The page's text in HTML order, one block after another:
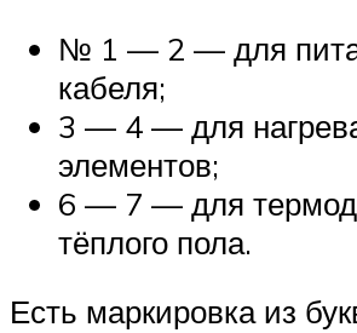
№ 1 — 2 — для
кабеля;
3 — 4 — для
элементов;
6 — 7 — для
тёплого пола.
Есть маркировка из